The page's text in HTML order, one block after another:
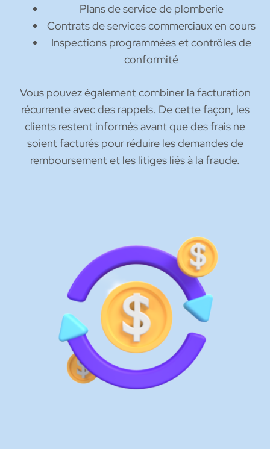
Plans de service de plomberie
Contrats de services commerciaux en cours
Inspections programmées et contrôles de
conformité
Vous pouvez également combiner la facturation
récurrente avec des rappels. De cette façon, les
clients restent informés avant que des frais ne
soient facturés pour réduire les demandes de
remboursement et les litiges liés à la fraude.